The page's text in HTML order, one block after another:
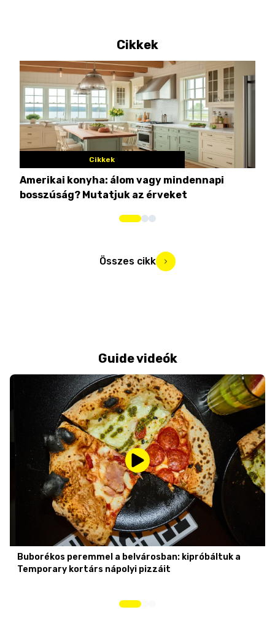
Cikkek
Cikkek
Amerikai konyha: álom vagy mindennapi
bosszúság? Mutatjuk az érveket
Összes cikk
Guide videók
Buborékos peremmel a belvárosban: kipróbáltuk a
Temporary kortárs nápolyi pizzáit